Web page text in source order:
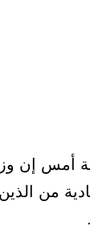
أمس إن